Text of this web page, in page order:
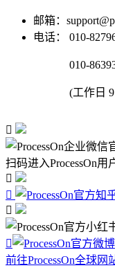
邮箱：
电话：
010-
010-
(工作日

扫码进入ProcessOn用




前往ProcessOn全球网